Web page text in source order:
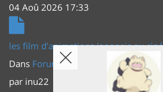
04 Aoû 2026 17:33
les film d'animations Japonais au
Dans Forum Principal
Actus (TV,
par inu22